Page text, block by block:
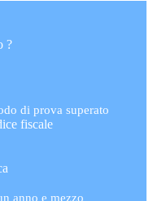
?
di prova superato
fiscale
anno e mezzo